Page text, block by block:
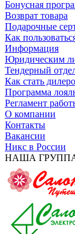
Бонусная
Возврат товара
Подарочные
Как
Информация
Юридическим
Тендерный
Как стать
Программа
Регламент
О компании
Контакты
Вакансии
Никс в России
НАША